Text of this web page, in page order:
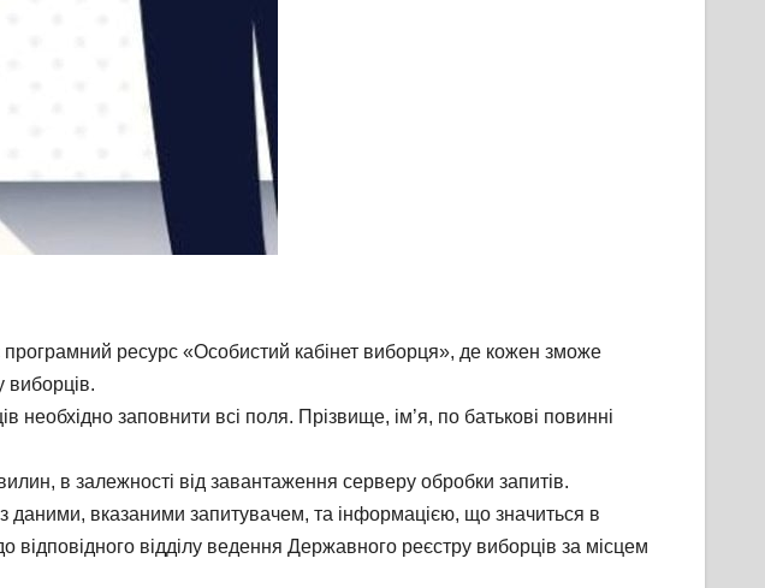
програмний ресурс «Особистий кабінет виборця», де кожен зможе
виборців.
заповнити всі поля. Прізвище, ім’я, по батькові повинні
в залежності від завантаження серверу обробки запитів.
даними, вказаними запитувачем, та інформацією, що значиться в
відділу ведення Державного реєстру виборців за місцем